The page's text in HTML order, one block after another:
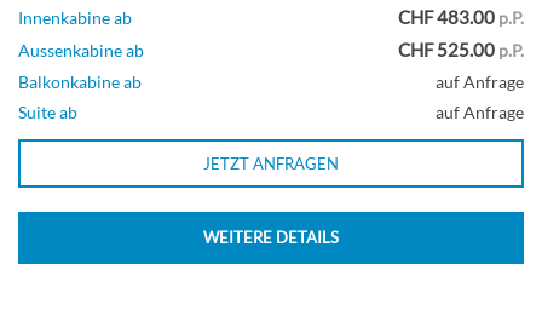
Innenkabine ab CHF 483.00 p.P.
Aussenkabine ab
CHF 525.00 p.P.
Balkonkabine ab
auf Anfrage
Suite ab
auf Anfrage
JETZT ANFRAGEN
WEITERE DETAILS